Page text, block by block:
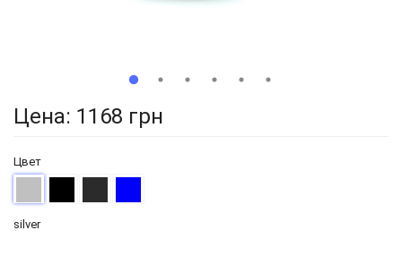
Цена: 1168 грн
Цвет
silver